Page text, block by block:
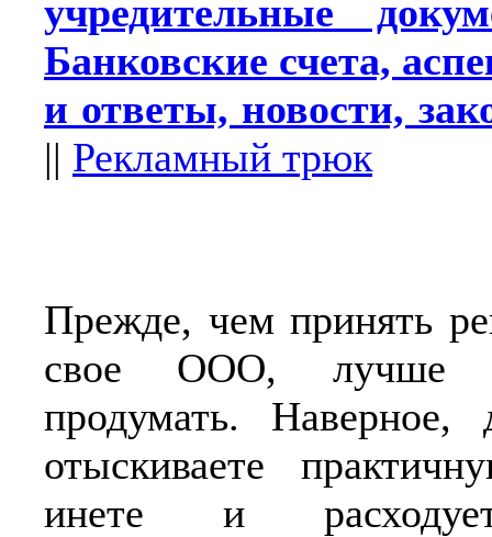
учредительные
Банковские счета,
и ответы, новости,
|| Рекламный трюк
Прежде, чем принять
свое ООО, лучше
продумать.
отыскиваете
инете и